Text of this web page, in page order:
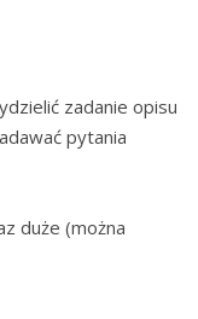
zadanie opisu
pytania
duże (można